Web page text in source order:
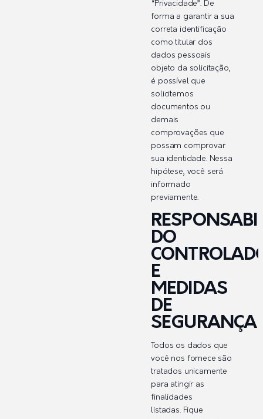
“Privacidade”. De
forma a garantir a sua
correta identificação
como titular dos
dados pessoais
objeto da solicitação,
é possível que
solicitemos
documentos ou
demais
comprovações que
possam comprovar
sua identidade. Nessa
hipótese, você será
informado
previamente.
DO
E
MEDIDAS
DE
SEGURANÇA
Todos os dados que
você nos fornece são
tratados unicamente
para atingir as
finalidades
listadas. Fique